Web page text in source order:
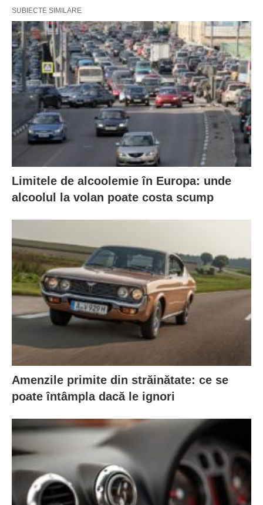
SUBIECTE SIMILARE
Limitele de alcoolemie în Europa: unde
alcoolul la volan poate costa scump
Amenzile primite din străinătate: ce se
poate întâmpla dacă le ignori